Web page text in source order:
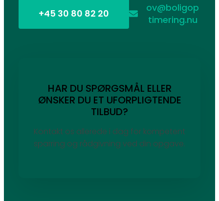
+45 30 80 82 20
ov@boligop
timering.nu
HAR DU SPØRGSMÅL ELLER
ØNSKER DU ET UFORPLIGTENDE
TILBUD?
Kontakt os allerede i dag for kompetent
sparring og rådgivning ved din opgave.